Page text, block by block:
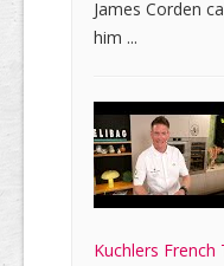
James Corden
him ...
Kuchlers French